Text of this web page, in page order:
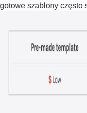
gotowe szablony często